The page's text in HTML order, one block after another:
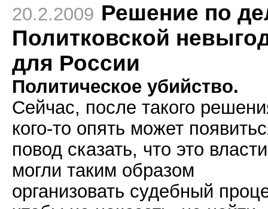
20.2.2009 Решение по
Политковской
для России
Политическое убийство.
Сейчас, после такого
кого-то опять может
повод сказать, что это власти
могли таким образом
организовать судебный